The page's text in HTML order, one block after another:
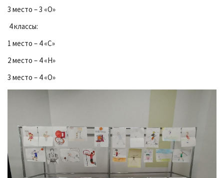
3 место – 3 «О»
4 классы:
1 место – 4 «С»
2 место – 4 «Н»
3 место – 4 «О»